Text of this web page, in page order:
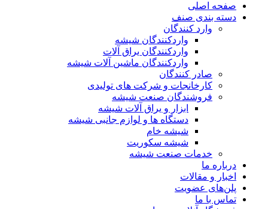
صفحه اصلی
دسته بندی صنف
وارد کنندگان
واردکنندگان شیشه
واردکنندگان یراق آلات
واردکنندگان ماشین آلات شیشه
صادر کنندگان
کارخانجات و شرکت های تولیدی
فروشندگان صنعت شیشه
ابزار و یراق آلات شیشه
دستگاه ها و لوازم جانبی شیشه
شیشه خام
شیشه سکوریت
خدمات صنعت شیشه
درباره ما
اخبار و مقالات
پلن‌های عضویت
تماس با ما